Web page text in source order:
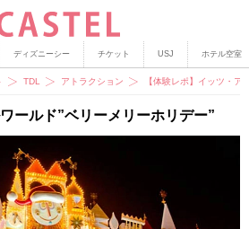
ディズニーシー チケット USJ ホテル空室
TDL アトラクション 【体験レポ】イッツ・
ールド”ベリーメリーホリデー”